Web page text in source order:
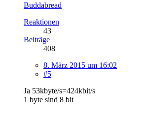
Buddabread
Reaktionen
43
Beiträge
408
8. März 2015 um 16:02
#5
Ja 53kbyte/s=424kbit/s
1 byte sind 8 bit